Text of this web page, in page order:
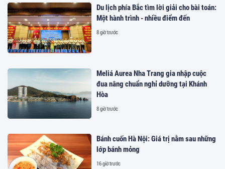
Du lịch phía Bắc tìm lời giải cho bài toán:
Một hành trình - nhiều điểm đến
8 giờ trước
Meliá Aurea Nha Trang gia nhập cuộc
đua nâng chuẩn nghỉ dưỡng tại Khánh
Hòa
8 giờ trước
Bánh cuốn Hà Nội: Giá trị nằm sau những
lớp bánh mỏng
16 giờ trước